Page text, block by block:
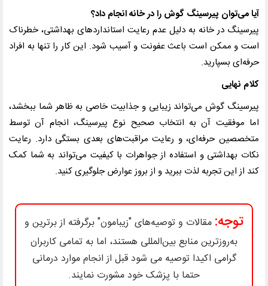
آیا می‌توان پیرسینگ گوش را در خانه انجام داد؟
پیرسینگ در خانه به دلیل عدم رعایت استانداردهای بهداشتی، خطرناک
است و ممکن است باعث عفونت و آسیب شود. این کار را تنها به افراد
حرفه‌ای بسپارید.
کلام نهایی
پیرسینگ گوش می‌تواند زیبایی و جذابیت خاصی به ظاهر شما ببخشد،
اما موفقیت آن به انتخاب صحیح نوع پیرسینگ، انجام آن توسط
متخصصین حرفه‌ای، و رعایت مراقبت‌های بعدی بستگی دارد. رعایت
نکات بهداشتی و استفاده از جواهرات با کیفیت می‌تواند به شما کمک
کند از این تجربه لذت ببرید و از بروز عوارض جلوگیری کنید.
توجه: مقالات و توصیه‌های "زیبامون" برگرفته از برترین و
به‌روزترین منابع بین‌المللی هستند، اما به تمامی کاربران
گرامی اکیدا توصیه می شود قبل از انجام موارد درمانی
حتما با پزشک خود مشورت نمایند.